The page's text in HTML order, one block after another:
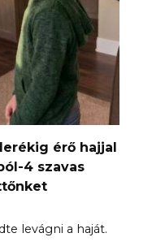
érő hajjal
4 szavas
levágni a haját.